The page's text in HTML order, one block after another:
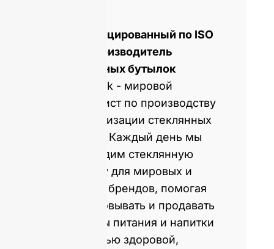
Сертифицированный по ISO
9001 производитель
стеклянных бутылок
GlassRock - мировой
специалист по производству
и кастомизации стеклянных
бутылок. Каждый день мы
производим стеклянную
упаковку для мировых и
местных брендов, помогая
им упаковывать и продавать
продукты питания и напитки
с помощью здоровой,